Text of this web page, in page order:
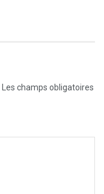
Les champs obligatoires